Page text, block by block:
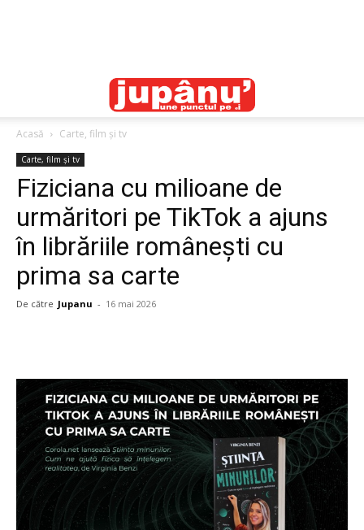
Acasă Carte, film și tv
Carte, film și tv
Fiziciana cu milioane de
urmăritori pe TikTok a ajuns
în librăriile românești cu
prima sa carte
De către Jupanu - 16 mai 2026